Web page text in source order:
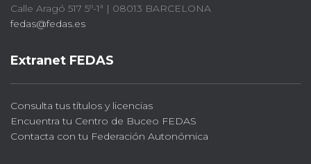
Calle Aragó 517 5º-1ª | 08013 BARCELONA
fedas@fedas.es
Extranet FEDAS
Consulta tus títulos y licencias
Encuentra tu Centro de Buceo FEDAS
Contacta con tu Federación Autonómica